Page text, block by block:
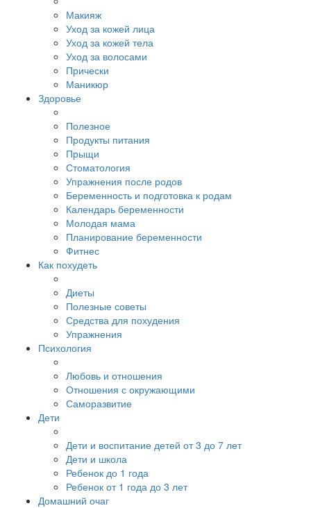
Макияж
Уход за кожей лица
Уход за кожей тела
Уход за волосами
Прически
Маникюр
Здоровье
Полезное
Продукты питания
Прыщи
Стоматология
Упражнения после родов
Беременность и подготовка к родам
Календарь беременности
Молодая мама
Планирование беременности
Фитнес
Как похудеть
Диеты
Полезные советы
Средства для похудения
Упражнения
Психология
Любовь и отношения
Отношения с окружающими
Саморазвитие
Дети
Дети и воспитание детей от 3 до 7 лет
Дети и школа
Ребенок до 1 года
Ребенок от 1 года до 3 лет
Домашний очаг